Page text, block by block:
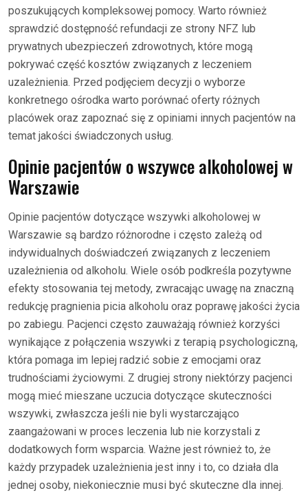
poszukujących kompleksowej pomocy. Warto również
sprawdzić dostępność refundacji ze strony NFZ lub
prywatnych ubezpieczeń zdrowotnych, które mogą
pokrywać część kosztów związanych z leczeniem
uzależnienia. Przed podjęciem decyzji o wyborze
konkretnego ośrodka warto porównać oferty różnych
placówek oraz zapoznać się z opiniami innych pacjentów na
temat jakości świadczonych usług.
Opinie pacjentów o wszywce alkoholowej w
Warszawie
Opinie pacjentów dotyczące wszywki alkoholowej w
Warszawie są bardzo różnorodne i często zależą od
indywidualnych doświadczeń związanych z leczeniem
uzależnienia od alkoholu. Wiele osób podkreśla pozytywne
efekty stosowania tej metody, zwracając uwagę na znaczną
redukcję pragnienia picia alkoholu oraz poprawę jakości życia
po zabiegu. Pacjenci często zauważają również korzyści
wynikające z połączenia wszywki z terapią psychologiczną,
która pomaga im lepiej radzić sobie z emocjami oraz
trudnościami życiowymi. Z drugiej strony niektórzy pacjenci
mogą mieć mieszane uczucia dotyczące skuteczności
wszywki, zwłaszcza jeśli nie byli wystarczająco
zaangażowani w proces leczenia lub nie korzystali z
dodatkowych form wsparcia. Ważne jest również to, że
każdy przypadek uzależnienia jest inny i to, co działa dla
jednej osoby, niekoniecznie musi być skuteczne dla innej.